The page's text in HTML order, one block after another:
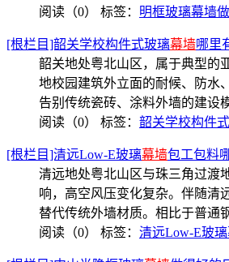
阅读（0） 标签： 明框玻璃幕墙
[根栏目]韶关学校构件式玻璃幕墙哪里
韶关地处粤北山区，属于典型的
地校园建筑外立面的耐候、防水
告别传统瓷砖、涂料外墙的建设
阅读（0） 标签： 韶关学校构件
[根栏目]清远Low-E玻璃幕墙包工包料
清远地处粤北山区与珠三角过渡
响，高空风压变化复杂。伴随清
替代传统外墙材质。相比于普通
阅读（0） 标签： 清远Low-E玻